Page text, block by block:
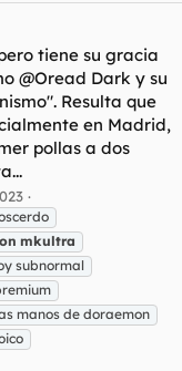
tiene su gracia
@Oread Dark y su
Resulta que
en Madrid,
pollas a dos
mkultra
subnormal
manos de doraemon